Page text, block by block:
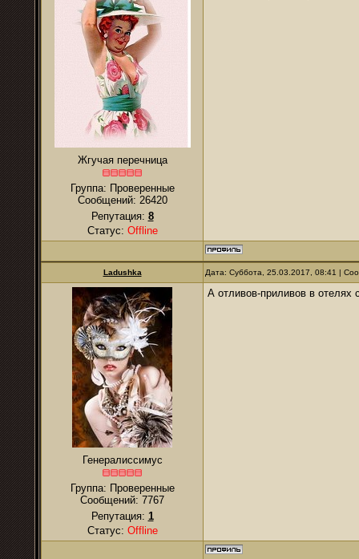
Жгучая перечница
Группа: Проверенные
Сообщений: 26420
Репутация: 8
Статус: Offline
Ladushka Дата: Суббота, 25.03.2017, 08:41 |
Генералиссимус
Группа: Проверенные
Сообщений: 7767
Репутация: 1
Статус: Offline
А отливов-приливов в отелях